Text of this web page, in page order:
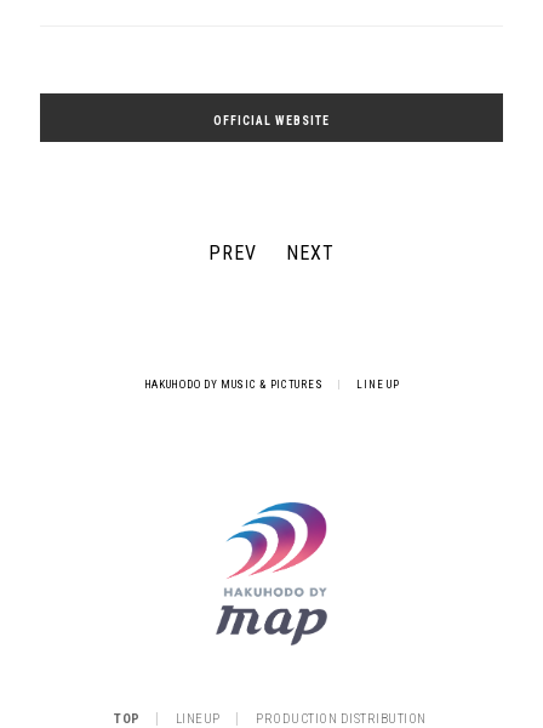
OFFICIAL WEBSITE
PREV NEXT
HAKUHODO DY MUSIC & PICTURES LINE UP
TOP | LINEUP |
PRODUCTION DISTRIBUTION